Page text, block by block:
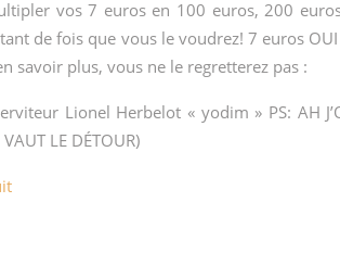
vos 7 euros en 100 euros, 200
de fois que vous le voudrez! 7 euros
savoir plus, vous ne le regretterez pas :
Lionel Herbelot « yodim » PS: AH
LE DÉTOUR)